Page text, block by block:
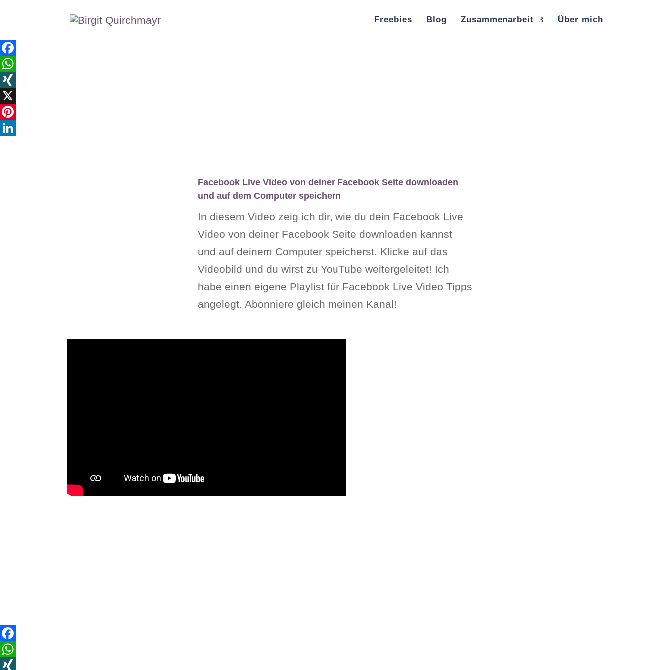
Freebies Blog Zusammenarbeit Über mich
Facebook
WhatsApp
XING
X
Pinterest
Facebook Live Video von deiner Facebook Seite downloaden
und auf dem Computer speichern
In diesem Video zeig ich dir, wie du dein Facebook Live
Video von deiner Facebook Seite downloaden kannst
und auf deinem Computer speicherst. Klicke auf das
Videobild und du wirst zu YouTube weitergeleitet! Ich
habe einen eigene Playlist für Facebook Live Video Tipps
angelegt. Abonniere gleich meinen Kanal!
Facebook
WhatsApp